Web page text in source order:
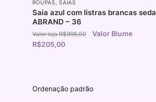
ROUPAS ,SAIAS
Saia azul com listras brancas seda
ABRAND – 36
R$998,00
R$205,00